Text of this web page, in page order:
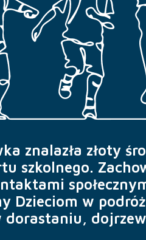
znalazła złoty
szkolnego.
Dzieciom w
dorastaniu,